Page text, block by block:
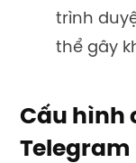
trình
thể gây
Cấu hình
Telegram